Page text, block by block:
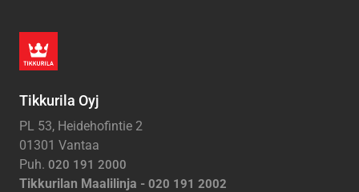
Tikkurila Oyj
PL 53, Heidehofintie 2
01301 Vantaa
Puh. 020 191 2000
Tikkurilan Maalilinja - 020 191 2002